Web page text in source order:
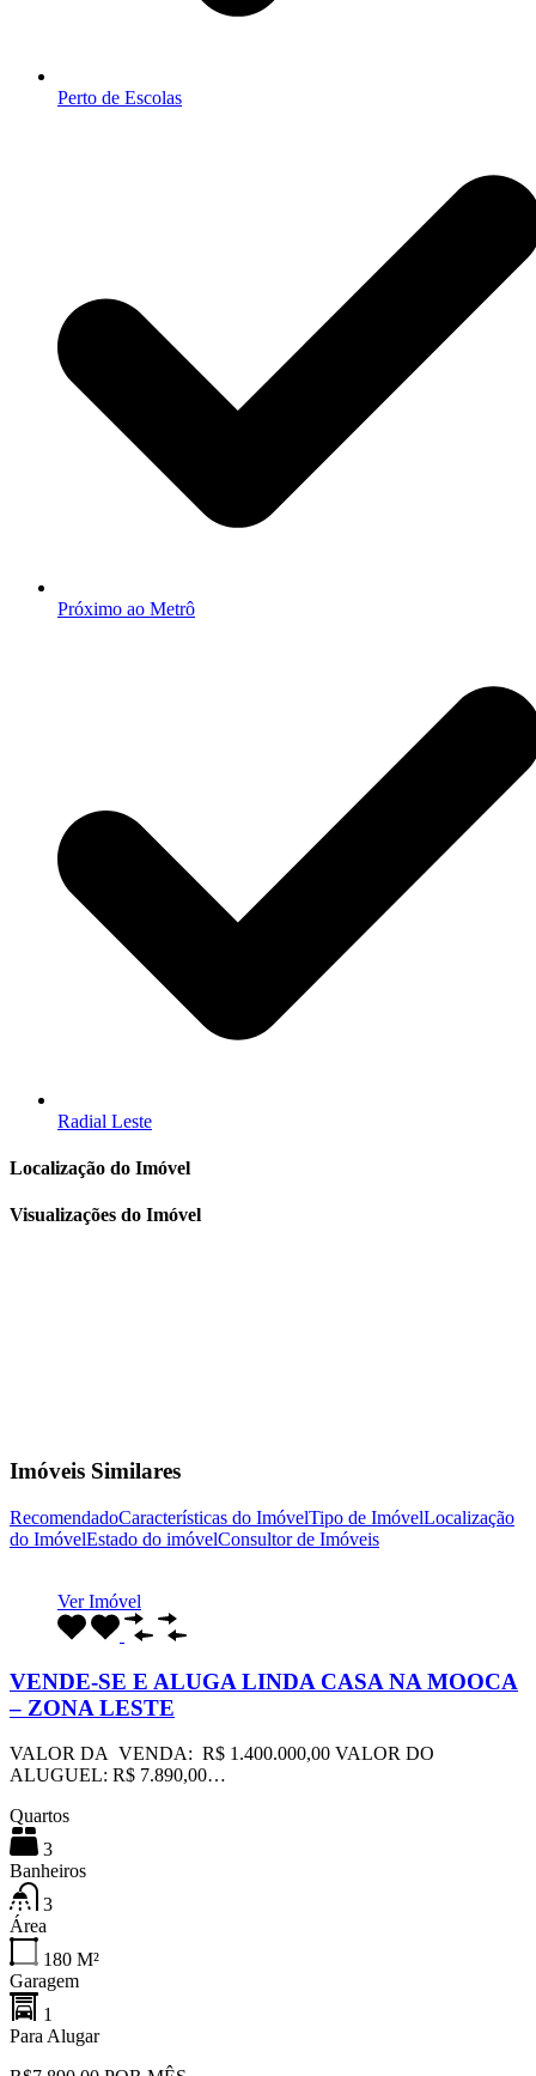
Perto de Escolas
Próximo ao Metrô
Radial Leste
Localização do Imóvel
Visualizações do Imóvel
Imóveis Similares
RecomendadoCaracterísticas do ImóvelTipo de ImóvelLocalização
do ImóvelEstado do imóvelConsultor de Imóveis
Ver Imóvel
VENDE-SE E ALUGA LINDA CASA NA MOOCA
– ZONA LESTE
VALOR DA VENDA: R$ 1.400.000,00 VALOR DO
ALUGUEL: R$ 7.890,00…
Quartos
3
Banheiros
3
Área
180 M²
Garagem
1
Para Alugar